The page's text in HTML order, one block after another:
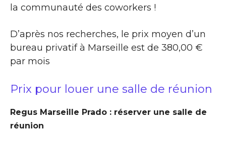
la communauté des coworkers !
D’après nos recherches, le prix moyen d’un
bureau privatif à Marseille est de 380,00 €
par mois
Prix pour louer une salle de réunion
Regus Marseille Prado : réserver une salle de
réunion